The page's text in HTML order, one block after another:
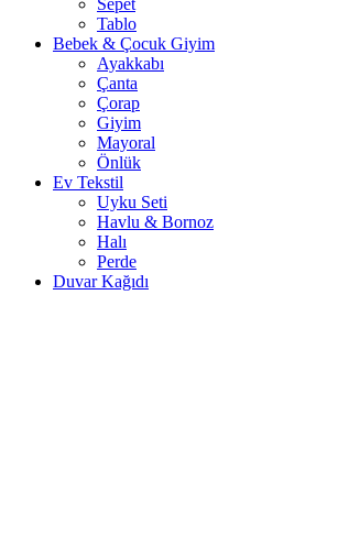
Tablo
Bebek & Çocuk Giyim
Ayakkabı
Çanta
Çorap
Giyim
Mayoral
Önlük
Ev Tekstil
Uyku Seti
Havlu & Bornoz
Halı
Perde
Duvar Kağıdı